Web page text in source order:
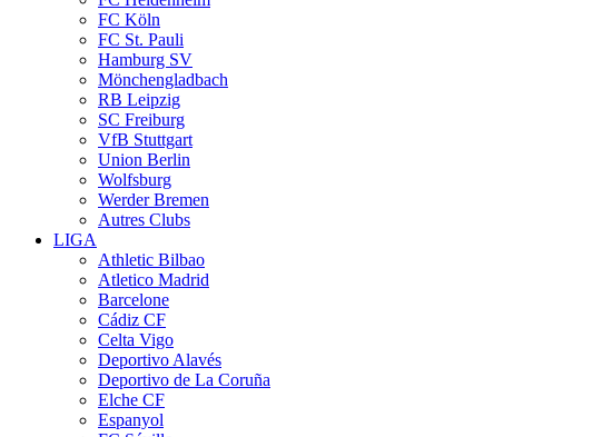
FC Köln
FC St. Pauli
Hamburg SV
Mönchengladbach
RB Leipzig
SC Freiburg
VfB Stuttgart
Union Berlin
Wolfsburg
Werder Bremen
Autres Clubs
LIGA
Athletic Bilbao
Atletico Madrid
Barcelone
Cádiz CF
Celta Vigo
Deportivo Alavés
Deportivo de La Coruña
Elche CF
Espanyol